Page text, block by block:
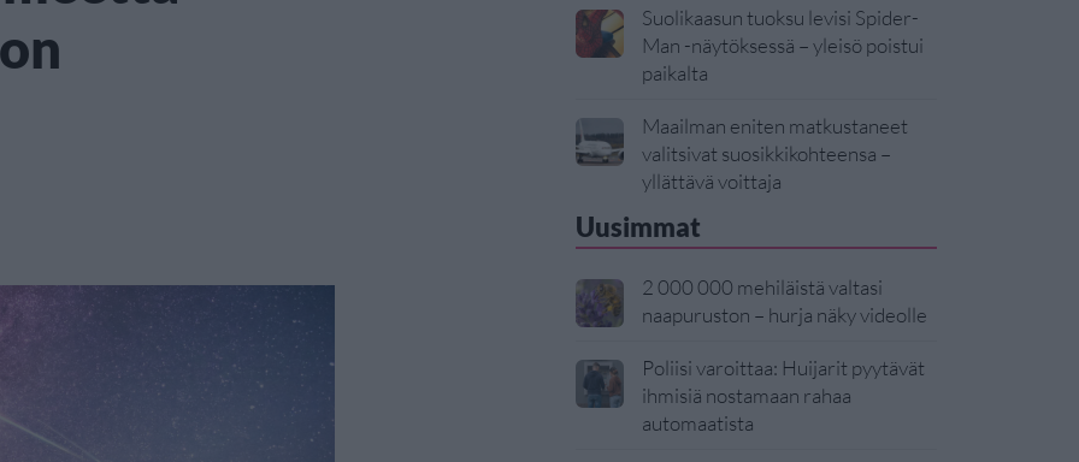
Suolikaasun tuoksu levisi Spider-
Man -näytöksessä – yleisö poistui
paikalta
Maailman eniten matkustaneet
valitsivat suosikkikohteensa –
yllättävä voittaja
Uusimmat
2 000 000 mehiläistä valtasi
naapuruston – hurja näky videolle
Poliisi varoittaa: Huijarit pyytävät
ihmisiä nostamaan rahaa
automaatista